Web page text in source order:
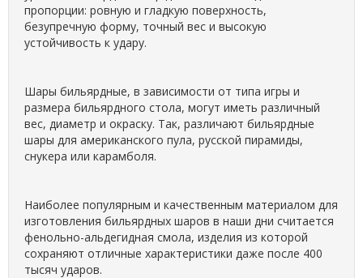
пропорции: ровную и гладкую поверхность,
безупречную форму, точный вес и высокую
устойчивость к удару.
Шары бильярдные, в зависимости от типа игры и
размера бильярдного стола, могут иметь различный
вес, диаметр и окраску. Так, различают бильярдные
шары для американского пула, русской пирамиды,
снукера или карамболя.
Наиболее популярным и качественным материалом для
изготовления бильярдных шаров в наши дни считается
фенольно-альдегидная смола, изделия из которой
сохраняют отличные характеристики даже после 400
тысяч ударов.